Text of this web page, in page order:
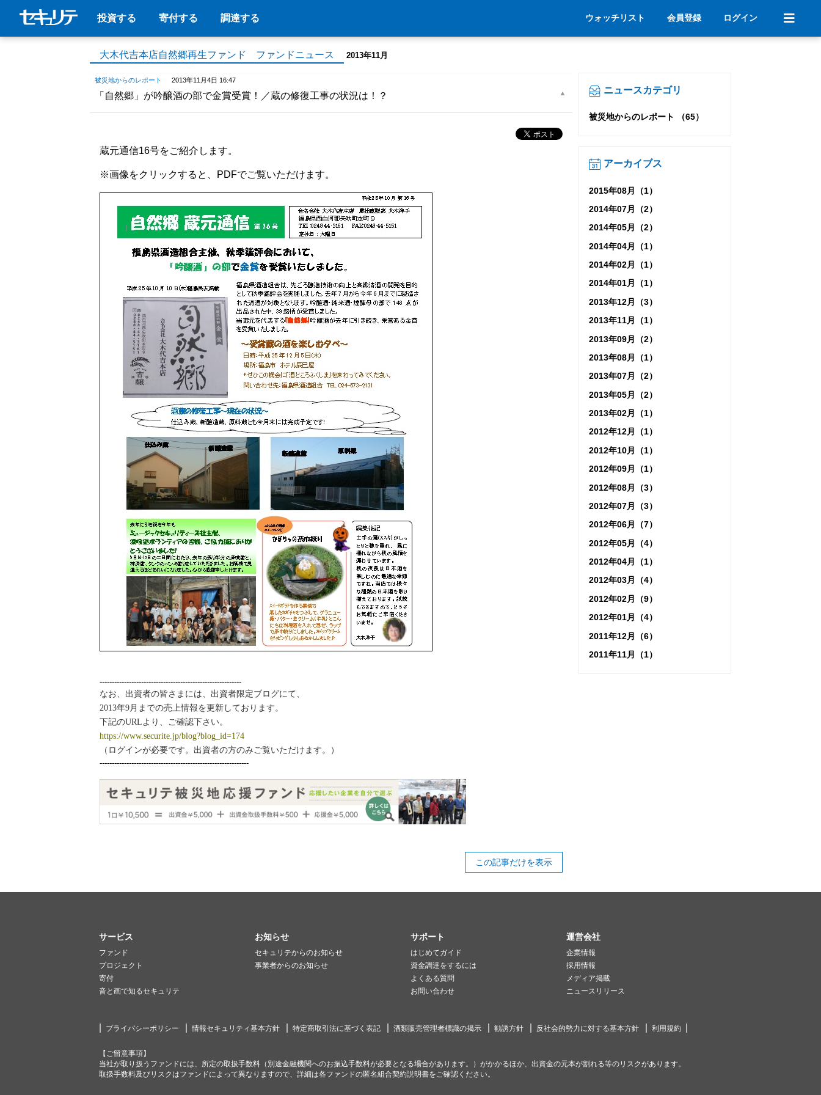
投資する 寄付する 調達する ウォッチリスト 会員登録 ログイン
大木代吉本店自然郷再生ファンド ファンドニュース 2013年11月
被災地からのレポート 2013年11月4日 16:47
「自然郷」が吟醸酒の部で金賞受賞！／蔵の修復工事の状況は！？
蔵元通信16号をご紹介します。
※画像をクリックすると、PDFでご覧いただけます。
----------------------------------------------------------
なお、出資者の皆さまには、出資者限定ブログにて、
2013年9月までの売上情報を更新しております。
下記のURLより、ご確認下さい。
https://www.securite.jp/blog?blog_id=174
（ログインが必要です。出資者の方のみご覧いただけます。）
-------------------------------------------------------------
この記事だけを表示
ニュースカテゴリ
被災地からのレポート （65）
アーカイブス
2015年08月（1）
2014年07月（2）
2014年05月（2）
2014年04月（1）
2014年02月（1）
2014年01月（1）
2013年12月（3）
2013年11月（1）
2013年09月（2）
2013年08月（1）
2013年07月（2）
2013年05月（2）
2013年02月（1）
2012年12月（1）
2012年10月（1）
2012年09月（1）
2012年08月（3）
2012年07月（3）
2012年06月（7）
2012年05月（4）
2012年04月（1）
2012年03月（4）
2012年02月（9）
2012年01月（4）
2011年12月（6）
2011年11月（1）
サービス
ファンド
プロジェクト
寄付
音と画で知るセキュリテ
お知らせ
セキュリテからのお知らせ
事業者からのお知らせ
サポート
はじめてガイド
資金調達をするには
よくある質問
お問い合わせ
運営会社
企業情報
採用情報
メディア掲載
ニュースリリース
プライバシーポリシー 情報セキュリティ基本方針 特定商取引法に基づく表記 酒類販売管理者標識の掲示 勧誘方針 反社会的勢力に対する基本方針 利用規約
【ご留意事項】
当社が取り扱うファンドには、所定の取扱手数料（別途金融機関へのお振込手数料が必要となる場合があります。）がかかるほか、出資金の元本が割れる等のリスクがあります。
取扱手数料及びリスクはファンドによって異なりますので、詳細は各ファンドの匿名組合契約説明書をご確認ください。